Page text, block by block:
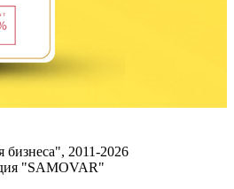
бизнеса", 2011-2026
"SAMOVAR"